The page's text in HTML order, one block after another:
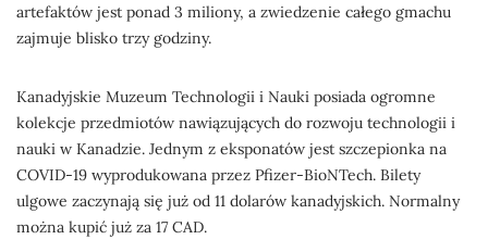
artefaktów jest ponad 3 miliony, a zwiedzenie całego gmachu
zajmuje blisko trzy godziny.
Kanadyjskie Muzeum Technologii i Nauki posiada ogromne
kolekcje przedmiotów nawiązujących do rozwoju technologii i
nauki w Kanadzie. Jednym z eksponatów jest szczepionka na
COVID-19 wyprodukowana przez Pfizer-BioNTech. Bilety
ulgowe zaczynają się już od 11 dolarów kanadyjskich. Normalny
można kupić już za 17 CAD.